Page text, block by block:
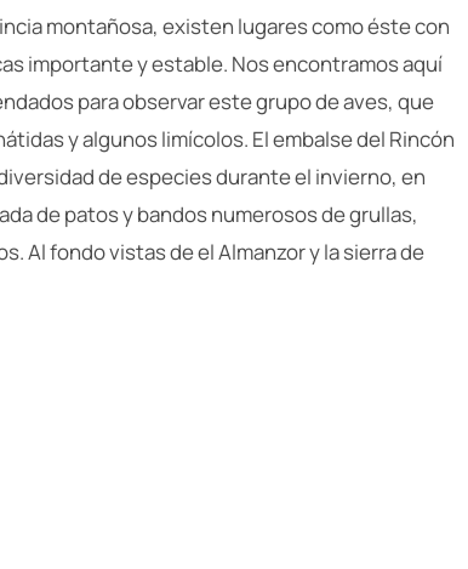
montañosa, existen lugares como éste con
importante y estable. Nos encontramos aquí
para observar este grupo de aves, que
y algunos limícolos. El embalse del Rincón
de especies durante el invierno, en
de patos y bandos numerosos de grullas,
Al fondo vistas de el Almanzor y la sierra de